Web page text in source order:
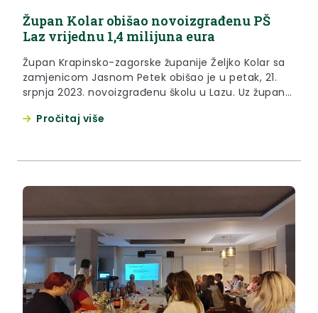
Župan Kolar obišao novoizgrađenu PŠ
Laz vrijednu 1,4 milijuna eura
Župan Krapinsko-zagorske županije Željko Kolar sa
zamjenicom Jasnom Petek obišao je u petak, 21.
srpnja 2023. novoizgrađenu školu u Lazu. Uz župana,
Bistrica Josip Milički i predsjednik Općinskog vijeća
Pročitaj više